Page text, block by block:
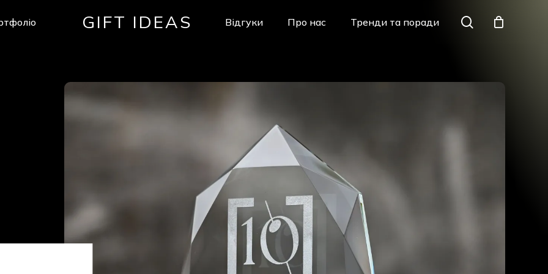
GIFT IDEAS Відгуки Про нас Тренди та поради search
Кошик